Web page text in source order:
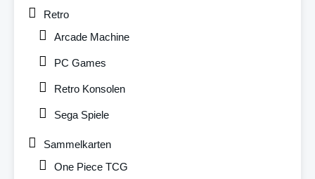
Retro
Arcade Machine
PC Games
Retro Konsolen
Sega Spiele
Sammelkarten
One Piece TCG